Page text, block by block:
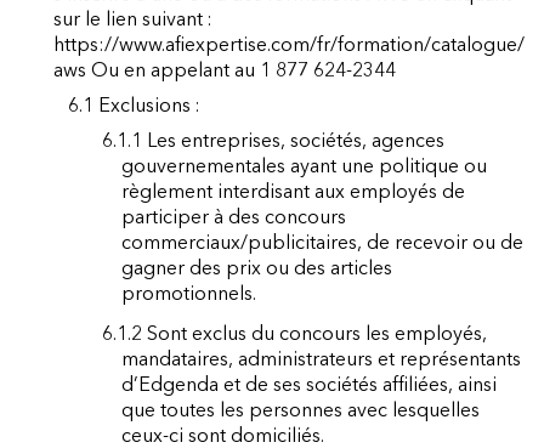
sur le lien suivant :
https://www.afiexpertise.com/fr/formation/catalogue/
aws Ou en appelant au 1 877 624-2344
6.1 Exclusions :
6.1.1 Les entreprises, sociétés, agences
gouvernementales ayant une politique ou
règlement interdisant aux employés de
participer à des concours
commerciaux/publicitaires, de recevoir ou de
gagner des prix ou des articles
promotionnels.
6.1.2 Sont exclus du concours les employés,
mandataires, administrateurs et représentants
d’Edgenda et de ses sociétés affiliées, ainsi
que toutes les personnes avec lesquelles
ceux-ci sont domiciliés.